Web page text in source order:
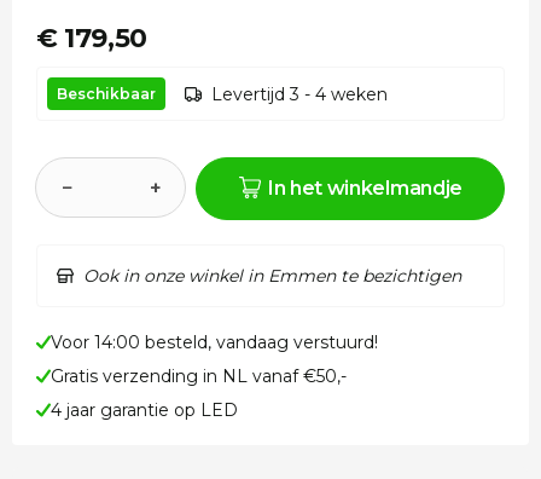
€ 179,50
Beschikbaar Levertijd 3 - 4 weken
− + In het winkelmandje
Ook in onze winkel in Emmen te bezichtigen
Voor 14:00 besteld, vandaag verstuurd!
Gratis verzending in NL vanaf €50,-
4 jaar garantie op LED